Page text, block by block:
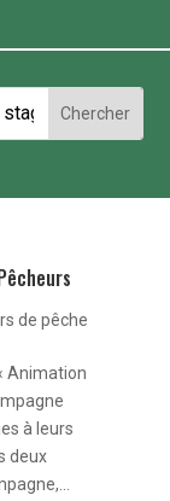
de pêche
Animation
à leurs
deux